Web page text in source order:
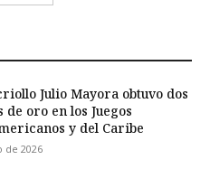
Julio Mayora obtuvo dos
de oro en los Juegos
y del Caribe
de 2026